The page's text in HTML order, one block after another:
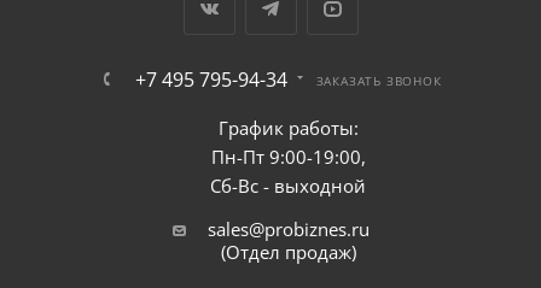
+7 495 795-94-34 ЗАКАЗАТЬ ЗВОНОК
График работы:
Пн-Пт 9:00-19:00,
Сб-Вс - выходной
sales@probiznes.ru
(Отдел продаж)